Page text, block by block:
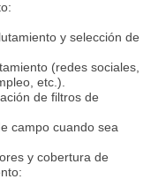
y selección de
(redes sociales,
etc.).
de filtros de
campo cuando sea
y cobertura de